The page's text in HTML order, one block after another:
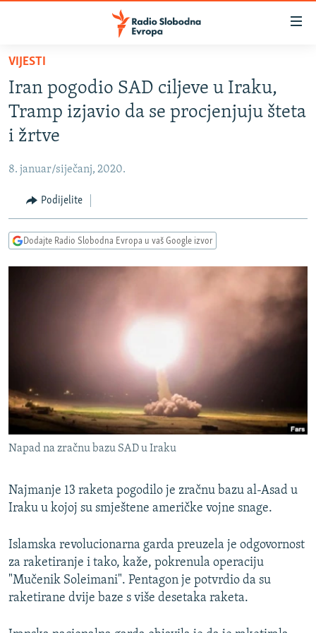
Pređite
glavni
sadržaj
Pređite
na
glavnu
navigaciju
Pređite
na
pretragu
BOSNA I HERCEGOVINA
SRBIJA
CRNA GORA
VIZUELNO
RAT U UKRAJINI
VIŠE OD NASLOVA
GENOCID U SREBRENICI
POPLAVE I KLIZIŠTA U BIH 2024.
TV LIBERTY
POST SCRIPTUM
TRI DECENIJE OD RATA U BIH
SVE KARTE DEJTONA
PRATITE NAS
Sve RFE/RL stranice
VIJESTI
Iran pogodio SAD ciljeve u Iraku,
Tramp izjavio da se procjenjuju šteta
i žrtve
8. januar/siječanj, 2020.
Podijelite
Dodajte Radio Slobodna Evropa u vaš Google izvor
Napad na zračnu bazu SAD u Iraku
Najmanje 13 raketa pogodilo je zračnu bazu al-Asad u
Iraku u kojoj su smještene američke vojne snage.
Islamska revolucionarna garda preuzela je odgovornost
za raketiranje i tako, kaže, pokrenula operaciju
"Mučenik Soleimani". Pentagon je potvrdio da su
raketirane dvije baze s više desetaka raketa.